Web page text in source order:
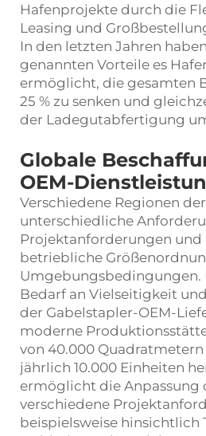
Hafenprojekte durch die
Leasing und
In den letzten Jahren
genannten Vorteile es
ermöglicht, die gesamten
25 % zu senken und
der Ladegutabfertigung
Globale
OEM-
Verschiedene Regionen
unterschiedliche
Projektanforderungen und
betriebliche
Umgebungsbedingungen.
Bedarf an Vielseitigkeit
der Gabelstapler-OEM-
moderne
von 40.000 Quadratmetern
jährlich 10.000 Einheiten
ermöglicht die Anpassung
verschiedene
beispielsweise hinsichtlich